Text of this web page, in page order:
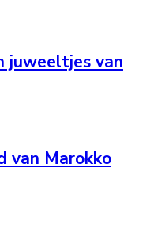
juweeltjes van
van Marokko